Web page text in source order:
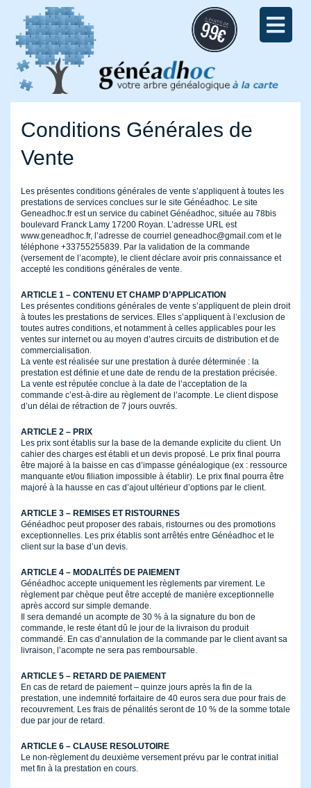
Conditions Générales de
Vente
Les présentes conditions générales de vente s’appliquent à toutes les
prestations de services conclues sur le site Généadhoc. Le site
Geneadhoc.fr est un service du cabinet Généadhoc, située au 78bis
boulevard Franck Lamy 17200 Royan. L’adresse URL est
www.geneadhoc.fr, l’adresse de courriel geneadhoc@gmail.com et le
téléphone +33755255839. Par la validation de la commande
(versement de l’acompte), le client déclare avoir pris connaissance et
accepté les conditions générales de vente.
ARTICLE 1 – CONTENU ET CHAMP D’APPLICATION
Les présentes conditions générales de vente s’appliquent de plein droit
à toutes les prestations de services. Elles s’appliquent à l’exclusion de
toutes autres conditions, et notamment à celles applicables pour les
ventes sur internet ou au moyen d’autres circuits de distribution et de
commercialisation.
La vente est réalisée sur une prestation à durée déterminée : la
prestation est définie et une date de rendu de la prestation précisée.
La vente est réputée conclue à la date de l’acceptation de la
commande c’est-à-dire au règlement de l’acompte. Le client dispose
d’un délai de rétraction de 7 jours ouvrés.
ARTICLE 2 – PRIX
Les prix sont établis sur la base de la demande explicite du client. Un
cahier des charges est établi et un devis proposé. Le prix final pourra
être majoré à la baisse en cas d’impasse généalogique (ex : ressource
manquante et/ou filiation impossible à établir). Le prix final pourra être
majoré à la hausse en cas d’ajout ultérieur d’options par le client.
ARTICLE 3 – REMISES ET RISTOURNES
Généadhoc peut proposer des rabais, ristournes ou des promotions
exceptionnelles. Les prix établis sont arrêtés entre Généadhoc et le
client sur la base d’un devis.
ARTICLE 4 – MODALITÉS DE PAIEMENT
Généadhoc accepte uniquement les règlements par virement. Le
règlement par chèque peut être accepté de manière exceptionnelle
après accord sur simple demande.
Il sera demandé un acompte de 30 % à la signature du bon de
commande, le reste étant dû le jour de la livraison du produit
commandé. En cas d’annulation de la commande par le client avant sa
livraison, l’acompte ne sera pas remboursable.
ARTICLE 5 – RETARD DE PAIEMENT
En cas de retard de paiement – quinze jours après la fin de la
prestation, une indemnité forfaitaire de 40 euros sera due pour frais de
recouvrement. Les frais de pénalités seront de 10 % de la somme totale
due par jour de retard.
ARTICLE 6 – CLAUSE RESOLUTOIRE
Le non-règlement du deuxième versement prévu par le contrat initial
met fin à la prestation en cours.